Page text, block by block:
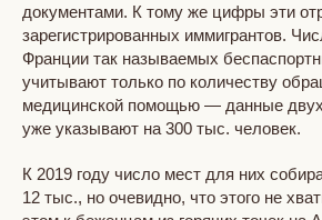
документами. К тому же цифры эти
зарегистрированных иммигрантов.
Франции так называемых
учитывают только по количеству
медицинской помощью — данные
уже указывают на 300 тыс. человек.
К 2019 году число мест для них
12 тыс., но очевидно, что этого не